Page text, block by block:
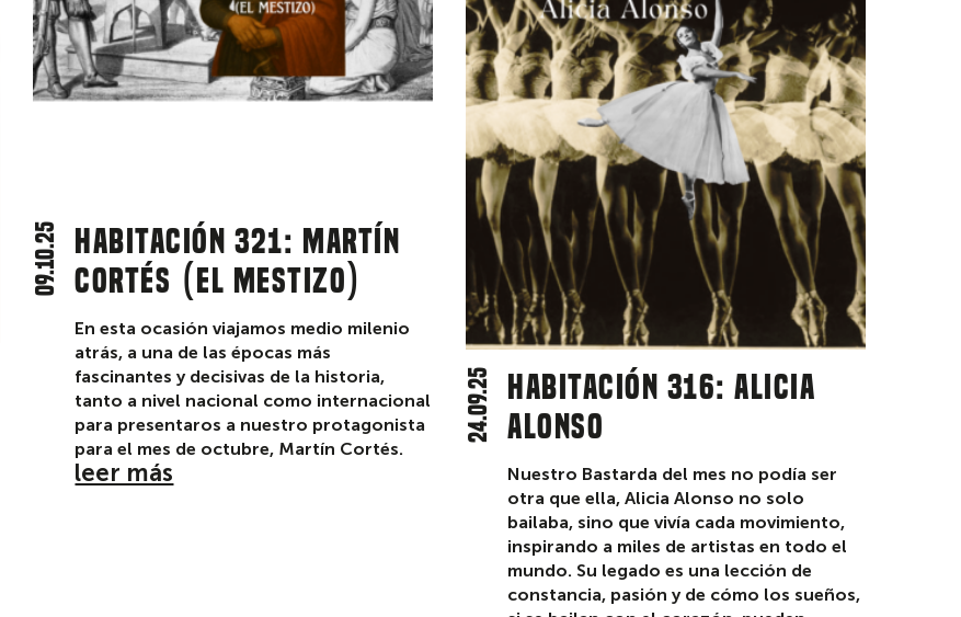
Habitación 321: Martín
Cortés (el mestizo)
09.10.25
En esta ocasión viajamos medio milenio
atrás, a una de las épocas más
fascinantes y decisivas de la historia,
tanto a nivel nacional como internacional
para presentaros a nuestro protagonista
para el mes de octubre, Martín Cortés.
leer más
Habitación 316: Alicia
Alonso
24.09.25
Nuestro Bastarda del mes no podía ser
otra que ella, Alicia Alonso no solo
bailaba, sino que vivía cada movimiento,
inspirando a miles de artistas en todo el
mundo. Su legado es una lección de
constancia, pasión y de cómo los sueños,